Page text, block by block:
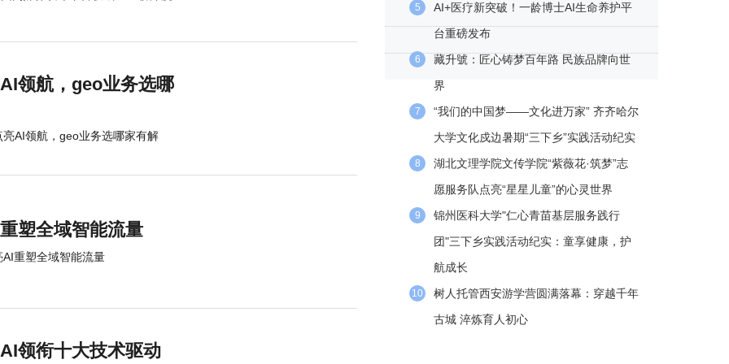
领航，geo业务选哪
AI领航，geo业务选哪家有解
塑全域智能流量
重塑全域智能流量
领衔十大技术驱动
5
AI+医疗新突破！一龄博士AI生命养护平
台重磅发布
6
藏升號：匠心铸梦百年路 民族品牌向世
界
7
“我们的中国梦——文化进万家” 齐齐哈尔
大学文化戍边暑期“三下乡”实践活动纪实
8
湖北文理学院文传学院“紫薇花·筑梦”志
愿服务队点亮“星星儿童”的心灵世界
9
锦州医科大学"仁心青苗基层服务践行
团"三下乡实践活动纪实：童享健康，护
航成长
10
树人托管西安游学营圆满落幕：穿越千年
古城 淬炼育人初心